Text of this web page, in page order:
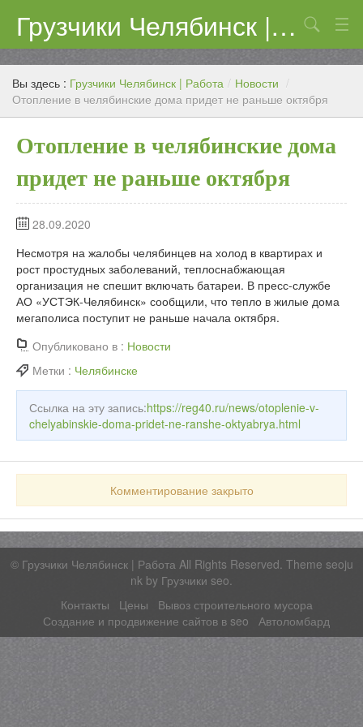
Грузчики Челябинск | Работа
Цены
Контакты
Поиск
Вы здесь : Грузчики Челябинск | Работа / Новости /
Отопление в челябинские дома придет не раньше октября
Отопление в челябинские дома
придет не раньше октября
28.09.2020
Несмотря на жалобы челябинцев на холод в квартирах и
рост простудных заболеваний, теплоснабжающая
организация не спешит включать батареи. В пресс-службе
АО «УСТЭК-Челябинск» сообщили, что тепло в жилые дома
мегаполиса поступит не раньше начала октября.
Опубликовано в : Новости
Метки : Челябинске
Ссылка на эту запись:https://reg40.ru/news/otoplenie-v-
chelyabinskie-doma-pridet-ne-ranshe-oktyabrya.html
Комментирование закрыто
© Грузчики Челябинск | РаботаAll Rights Reserved. Theme seoju
nk by Грузчики seo.
Контакты
Цены
Вывоз строительного мусора
Создание и продвижение сайтов в seo
Автоломбард